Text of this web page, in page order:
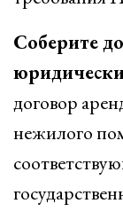
Соберите
договор
нежилого